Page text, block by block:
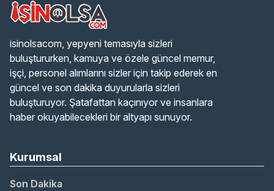
isinolsacom, yepyeni temasıyla sizleri
buluştururken, kamuya ve özele güncel memur,
işçi, personel alımlarını sizler için takip ederek en
güncel ve son dakika duyurularla sizleri
buluşturuyor. Şatafattan kaçınıyor ve insanlara
haber okuyabilecekleri bir altyapı sunuyor.
Kurumsal
Son Dakika